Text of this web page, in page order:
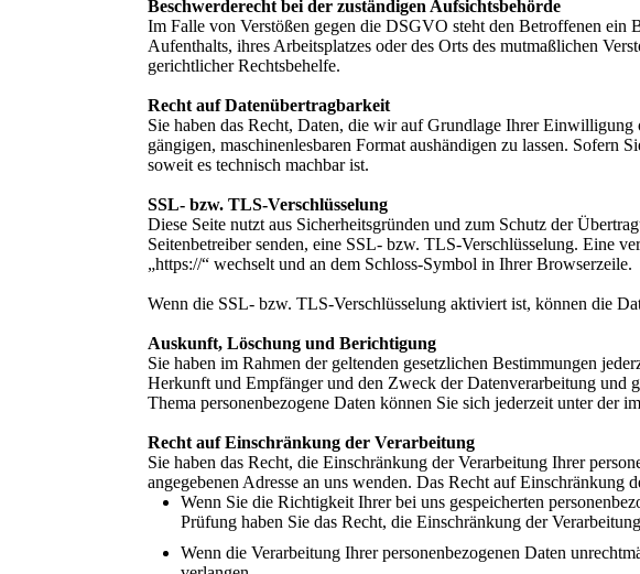
Beschwerderecht bei der zuständigen Aufsichtsbehörde
Im Falle von Verstößen gegen die DSGVO steht den Betroffenen ein
Aufenthalts, ihres Arbeitsplatzes oder des Orts des mutmaßlichen
gerichtlicher Rechtsbehelfe.
Recht auf Datenübertragbarkeit
Sie haben das Recht, Daten, die wir auf Grundlage Ihrer
gängigen, maschinenlesbaren Format aushändigen zu lassen. Sofern
soweit es technisch machbar ist.
SSL- bzw. TLS-Verschlüsselung
Diese Seite nutzt aus Sicherheitsgründen und zum Schutz der
Seitenbetreiber senden, eine SSL- bzw. TLS-Verschlüsselung. Eine
„https://“ wechselt und an dem Schloss-Symbol in Ihrer Browserzeile.
Wenn die SSL- bzw. TLS-Verschlüsselung aktiviert ist, können die
Auskunft, Löschung und Berichtigung
Sie haben im Rahmen der geltenden gesetzlichen Bestimmungen
Herkunft und Empfänger und den Zweck der Datenverarbeitung
Thema personenbezogene Daten können Sie sich jederzeit unter der
Recht auf Einschränkung der Verarbeitung
Sie haben das Recht, die Einschränkung der Verarbeitung Ihrer
angegebenen Adresse an uns wenden. Das Recht auf Einschränkung
Wenn Sie die Richtigkeit Ihrer bei uns gespeicherten
Prüfung haben Sie das Recht, die Einschränkung der
Wenn die Verarbeitung Ihrer personenbezogenen Daten